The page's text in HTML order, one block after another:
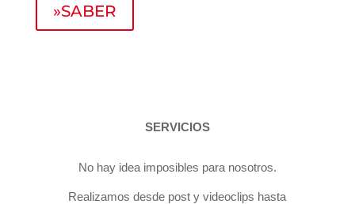
»SABER
SERVICIOS
No hay idea imposibles para nosotros.
Realizamos desde post y videoclips hasta